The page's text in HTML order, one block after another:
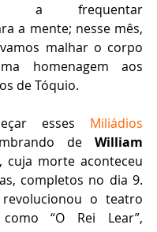
a frequentar
a mente; nesse mês,
malhar o corpo
homenagem aos
de Tóquio.
esses Miliádios
de William
, cuja morte aconteceu
completos no dia 9.
revolucionou o teatro
“O Rei Lear”,